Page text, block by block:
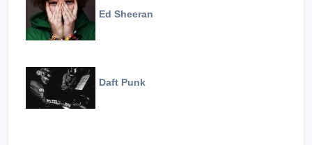
Ed Sheeran
Daft Punk